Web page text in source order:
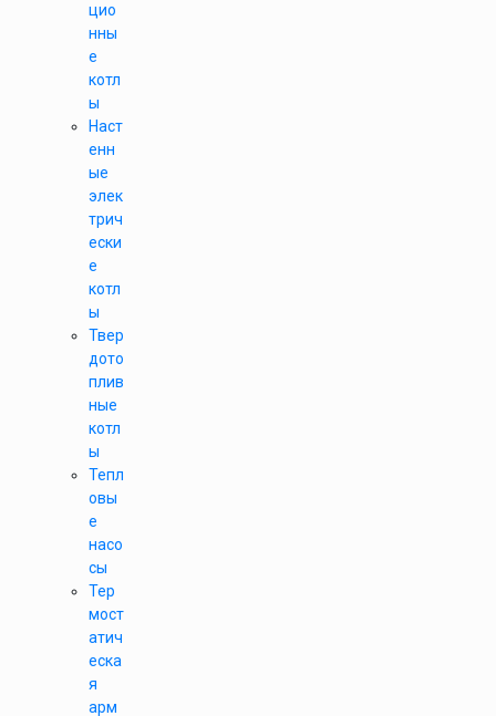
цио
нны
е
котл
ы
Наст
енн
ые
элек
трич
ески
е
котл
ы
Твер
дото
плив
ные
котл
ы
Тепл
овы
е
насо
сы
Тер
мост
атич
еска
я
арм